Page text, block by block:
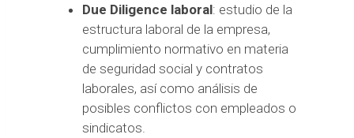
Due Diligence laboral: estudio de la
estructura laboral de la empresa,
cumplimiento normativo en materia
de seguridad social y contratos
laborales, así como análisis de
posibles conflictos con empleados o
sindicatos.